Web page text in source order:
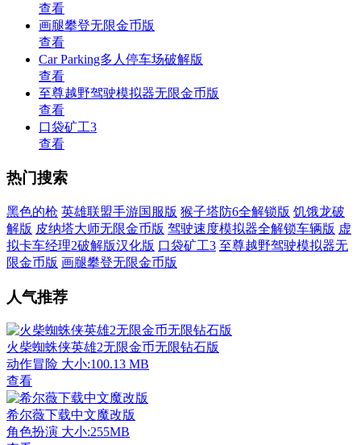
查看
画腿攀登无限金币版
查看
Car Parking多人停车场破解版
查看
至尊越野驾驶模拟器无限金币版
查看
口袋矿工3
查看
热门搜索
黑色的枪 英雄联盟手游国服版 猴子塔防6全解锁版 饥饿龙破
解版 皮纳塔大师无限金币版 驾驶速度模拟器全解锁车辆版 虚
拟卡车经理2破解版汉化版 口袋矿工3 至尊越野驾驶模拟器无
限金币版 画腿攀登无限金币版
人气推荐
火柴蜘蛛侠英雄2无限金币无限钻石版
动作冒险 大小:100.13 MB
查看
希尔薇下载中文魔改版
角色扮演 大小:255MB